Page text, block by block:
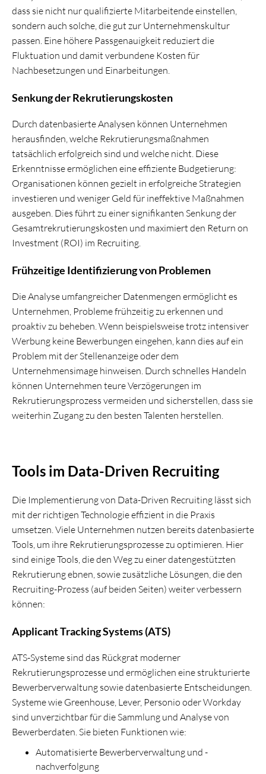
dass sie nicht nur qualifizierte Mitarbeitende einstellen,
sondern auch solche, die gut zur Unternehmenskultur
passen. Eine höhere Passgenauigkeit reduziert die
Fluktuation und damit verbundene Kosten für
Nachbesetzungen und Einarbeitungen.
Senkung der Rekrutierungskosten
Durch datenbasierte Analysen können Unternehmen
herausfinden, welche Rekrutierungsmaßnahmen
tatsächlich erfolgreich sind und welche nicht. Diese
Erkenntnisse ermöglichen eine effiziente Budgetierung:
Organisationen können gezielt in erfolgreiche Strategien
investieren und weniger Geld für ineffektive Maßnahmen
ausgeben. Dies führt zu einer signifikanten Senkung der
Gesamtrekrutierungskosten und maximiert den Return on
Investment (ROI) im Recruiting.
Frühzeitige Identifizierung von Problemen
Die Analyse umfangreicher Datenmengen ermöglicht es
Unternehmen, Probleme frühzeitig zu erkennen und
proaktiv zu beheben. Wenn beispielsweise trotz intensiver
Werbung keine Bewerbungen eingehen, kann dies auf ein
Problem mit der Stellenanzeige oder dem
Unternehmensimage hinweisen. Durch schnelles Handeln
können Unternehmen teure Verzögerungen im
Rekrutierungsprozess vermeiden und sicherstellen, dass sie
weiterhin Zugang zu den besten Talenten herstellen.
Tools im Data-Driven Recruiting
Die Implementierung von Data-Driven Recruiting lässt sich
mit der richtigen Technologie effizient in die Praxis
umsetzen. Viele Unternehmen nutzen bereits datenbasierte
Tools, um ihre Rekrutierungsprozesse zu optimieren. Hier
sind einige Tools, die den Weg zu einer datengestützten
Rekrutierung ebnen, sowie zusätzliche Lösungen, die den
Recruiting-Prozess (auf beiden Seiten) weiter verbessern
können:
Applicant Tracking Systems (ATS)
ATS-Systeme sind das Rückgrat moderner
Rekrutierungsprozesse und ermöglichen eine strukturierte
Bewerberverwaltung sowie datenbasierte Entscheidungen.
Systeme wie Greenhouse, Lever, Personio oder Workday
sind unverzichtbar für die Sammlung und Analyse von
Bewerberdaten. Sie bieten Funktionen wie:
Automatisierte Bewerberverwaltung und -
nachverfolgung